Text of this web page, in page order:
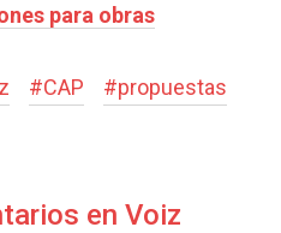
para obras
#CAP #propuestas
en Voiz